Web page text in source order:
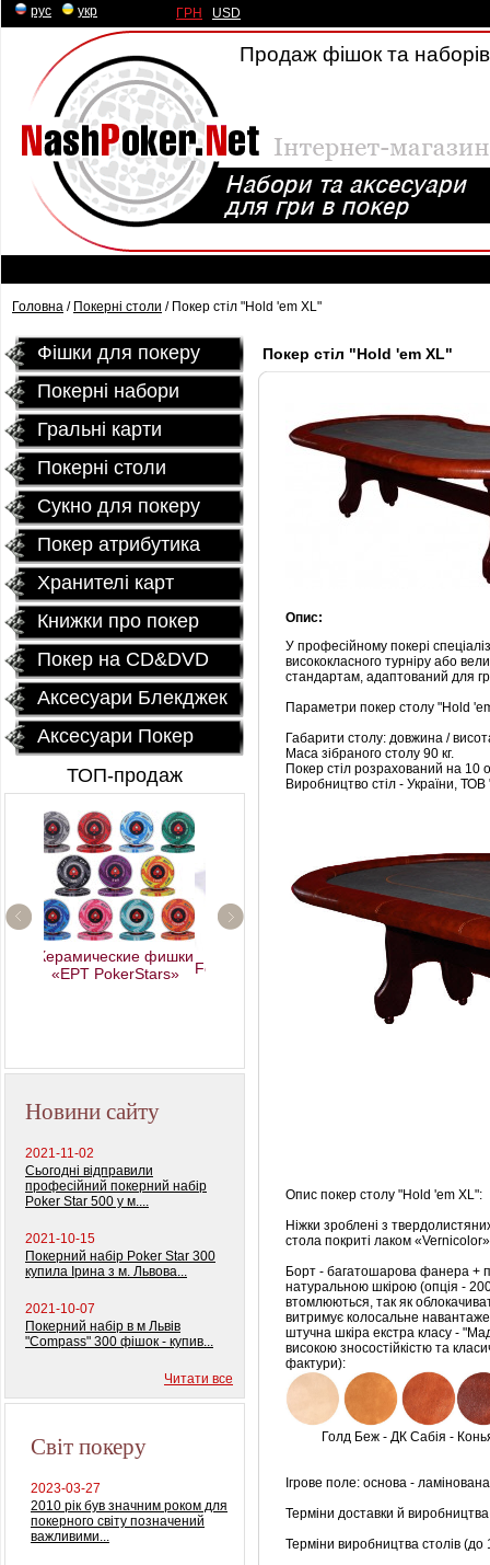
рус укр ГРН USD
Продаж фішок та
Головна / Покернi столи / Покер стіл "Hold 'em XL"
Фішки для покеру
Покерні набори
Гральні карти
Покернi столи
Сукно для покеру
Покер атрибутика
Хранителі карт
Книжки про покер
Покер на CD&DVD
Аксесуари Блекджек
Аксесуари Покер
ТОП-продаж
фишки
PokerStars»
Fournier 2818 Блок (12
Новини сайту
2021-11-02
Сьогодні відправили
професійний покерний набір
Poker Star 500 у м....
2021-10-15
Покерний набір Poker Star 300
купила Ірина з м. Львова...
2021-10-07
Покерний набір в м Львів
"Compass" 300 фішок - купив...
Читати все
Світ покеру
2023-03-27
2010 рік був значним роком для
покерного світу позначений
важливими...
Покер стіл "Hold 'em XL"
Опис:
У професійному покері
висококласного турніру або
стандартам, адаптований для
Параметри покер столу "Hold
Габарити столу: довжина /
Маса зібраного столу 90 кг.
Покер стіл розрахований на 10
Виробництво стіл - України, ТОВ
Опис покер столу "Hold 'em XL":
Ніжки зроблені з
стола покриті лаком «Vernicolor»
Борт - багатошарова фанера +
натуральною шкірою (опція -
втомлюються, так як
витримує колосальне
штучна шкіра екстра класу -
високою зносостійкістю та
фактури):
Голд Беж - ДК Сабія -
Ігрове поле: основа -
Терміни доставки й
Терміни виробництва столів